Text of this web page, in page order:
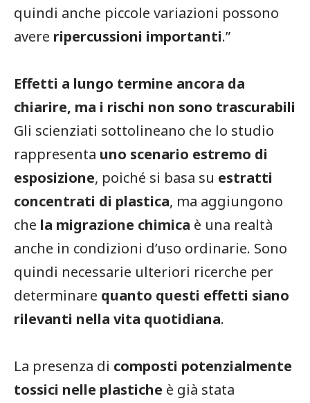
quindi anche piccole variazioni possono
avere ripercussioni importanti.”
Effetti a lungo termine ancora da
chiarire, ma i rischi non sono trascurabili
Gli scienziati sottolineano che lo studio
rappresenta uno scenario estremo di
esposizione, poiché si basa su estratti
concentrati di plastica, ma aggiungono
che la migrazione chimica è una realtà
anche in condizioni d’uso ordinarie. Sono
quindi necessarie ulteriori ricerche per
determinare quanto questi effetti siano
rilevanti nella vita quotidiana.
La presenza di composti potenzialmente
tossici nelle plastiche è già stata